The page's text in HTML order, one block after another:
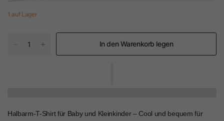
1 auf Lager
In den Warenkorb legen
Halbarm-T-Shirt für Baby und Kleinkinder – Cool und bequem für